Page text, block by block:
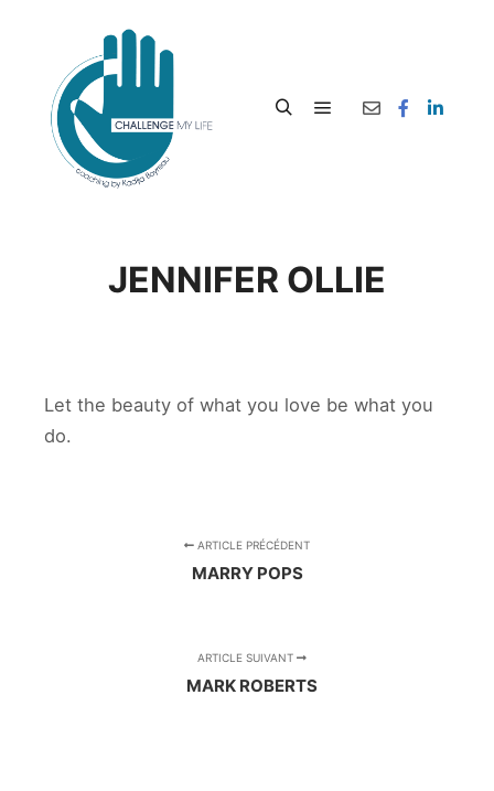
JENNIFER OLLIE
Let the beauty of what you love be what you
do.
ARTICLE PRÉCÉDENT
MARRY POPS
ARTICLE SUIVANT
MARK ROBERTS